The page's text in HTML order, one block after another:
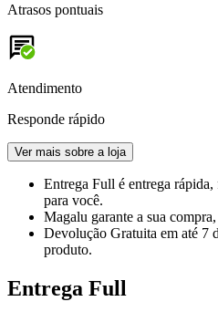
Atrasos pontuais
Atendimento
Responde rápido
Ver mais sobre a loja
Entrega Full é entrega rápida,
para você.
Magalu garante a sua
Devolução Gratuita em até 7
produto.
Entrega Full